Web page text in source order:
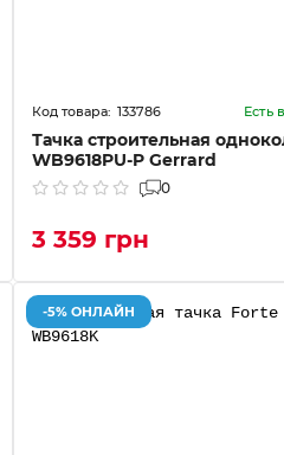
133786 Есть
Тачка строительная
WB9618PU-P Gerrard
0
3 359 грн
-5% ОНЛАЙН